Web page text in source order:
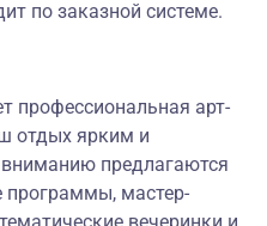
по заказной системе.
профессиональная арт-
отдых ярким и
предлагаются
программы, мастер-